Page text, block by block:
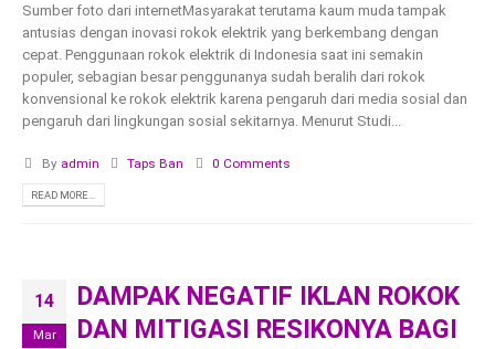
Sumber foto dari internetMasyarakat terutama kaum muda tampak
antusias dengan inovasi rokok elektrik yang berkembang dengan
cepat. Penggunaan rokok elektrik di Indonesia saat ini semakin
populer, sebagian besar penggunanya sudah beralih dari rokok
konvensional ke rokok elektrik karena pengaruh dari media sosial dan
pengaruh dari lingkungan sosial sekitarnya. Menurut Studi...
By admin Taps Ban 0 Comments
READ MORE...
14
Mar
DAMPAK NEGATIF IKLAN ROKOK
DAN MITIGASI RESIKONYA BAGI